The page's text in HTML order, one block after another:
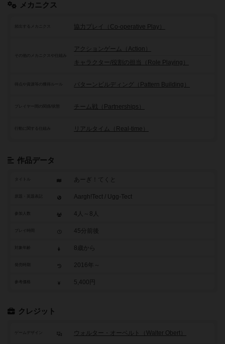
メカニクス
頻出するメカニクス 協力プレイ（Co-operative Play）
その他のメカニクスや仕組み
アクションゲーム（Action）
キャラクター/役割の担当（Role Playing）
パターンビルディング（Pattern Building）
プレイヤー間の関係/状態 チーム戦（Partnerships）
行動に関する仕組み リアルタイム（Real-time）
作品データ
タイトル あーぎ！てくと
Aargh!Tect / Ugg-Tect
参加人数 4人～8人
45分前後
8歳から
2016年～
参考価格 5,400円
クレジット
ゲームデザイン ウォルター・オーベルト（Walter Obert）